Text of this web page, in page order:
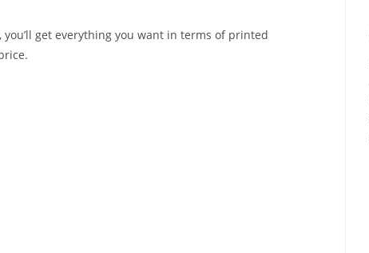
get everything you want in terms of printed